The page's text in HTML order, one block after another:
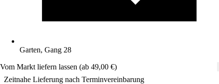
Garten, Gang 28
Vom Markt liefern lassen (ab 49,00 €)
Zeitnahe Lieferung nach Terminvereinbarung